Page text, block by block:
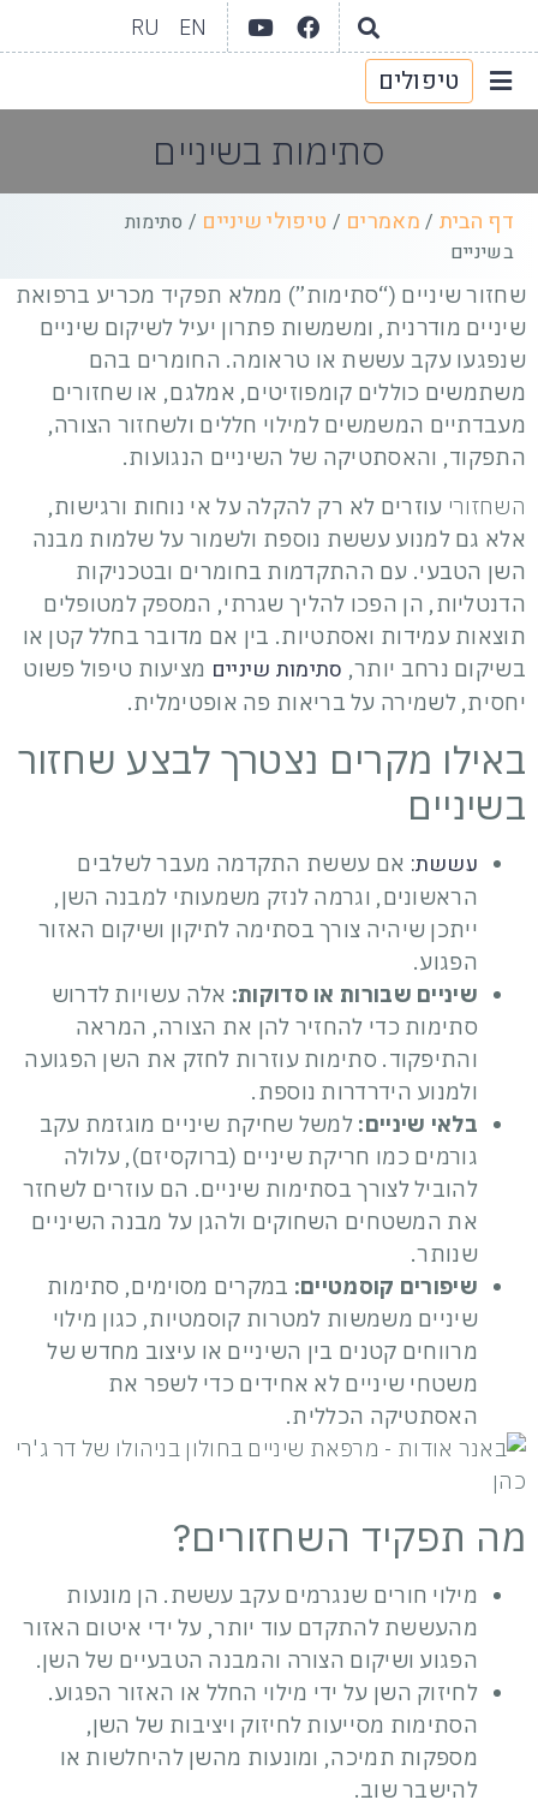
EN
RU
טיפולים
סתימות בשיניים
דף הבית / מאמרים / טיפולי שיניים / סתימות
בשיניים
שחזור שיניים (“סתימות”) ממלא תפקיד מכריע ברפואת
שיניים מודרנית, ומשמשות פתרון יעיל לשיקום שיניים
שנפגעו עקב עששת או טראומה. החומרים בהם
משתמשים כוללים קומפוזיטים, אמלגם, או שחזורים
מעבדתיים המשמשים למילוי חללים ולשחזור הצורה,
התפקוד, והאסתטיקה של השיניים הנגועות.
השחזורי עוזרים לא רק להקלה על אי נוחות ורגישות,
אלא גם למנוע עששת נוספת ולשמור על שלמות מבנה
השן הטבעי. עם ההתקדמות בחומרים ובטכניקות
הדנטליות, הן הפכו להליך שגרתי, המספק למטופלים
תוצאות עמידות ואסתטיות. בין אם מדובר בחלל קטן או
בשיקום נרחב יותר, סתימות שיניים מציעות טיפול פשוט
יחסית, לשמירה על בריאות פה אופטימלית.
באילו מקרים נצטרך לבצע שחזור
בשיניים
עששת: אם עששת התקדמה מעבר לשלבים
הראשונים, וגרמה לנזק משמעותי למבנה השן,
ייתכן שיהיה צורך בסתימה לתיקון ושיקום האזור
הפגוע.
שיניים שבורות או סדוקות: אלה עשויות לדרוש
סתימות כדי להחזיר להן את הצורה, המראה
והתיפקוד. סתימות עוזרות לחזק את השן הפגועה
ולמנוע הידרדרות נוספת.
בלאי שיניים: למשל שחיקת שיניים מוגזמת עקב
גורמים כמו חריקת שיניים (ברוקסיזם), עלולה
להוביל לצורך בסתימות שיניים. הם עוזרים לשחזר
את המשטחים השחוקים ולהגן על מבנה השיניים
שנותר.
שיפורים קוסמטיים: במקרים מסוימים, סתימות
שיניים משמשות למטרות קוסמטיות, כגון מילוי
מרווחים קטנים בין השיניים או עיצוב מחדש של
משטחי שיניים לא אחידים כדי לשפר את
האסתטיקה הכללית.
מה תפקיד השחזורים?
מילוי חורים שנגרמים עקב עששת. הן מונעות
מהעששת להתקדם עוד יותר, על ידי איטום האזור
הפגוע ושיקום הצורה והמבנה הטבעיים של השן.
לחיזוק השן על ידי מילוי החלל או האזור הפגוע.
הסתימות מסייעות לחיזוק ויציבות של השן,
מספקות תמיכה, ומונעות מהשן להיחלשות או
להישבר שוב.